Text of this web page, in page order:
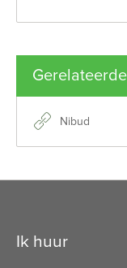
Nibud
Ik huur